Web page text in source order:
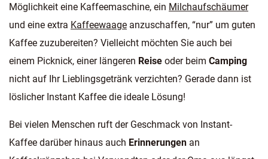
Möglichkeit eine Kaffeemaschine, ein Milchaufschäumer
und eine extra Kaffeewaage anzuschaffen, “nur” um guten
Kaffee zuzubereiten? Vielleicht möchten Sie auch bei
einem Picknick, einer längeren Reise oder beim Camping
nicht auf Ihr Lieblingsgetränk verzichten? Gerade dann ist
löslicher Instant Kaffee die ideale Lösung!
Bei vielen Menschen ruft der Geschmack von Instant-
Kaffee darüber hinaus auch Erinnerungen an